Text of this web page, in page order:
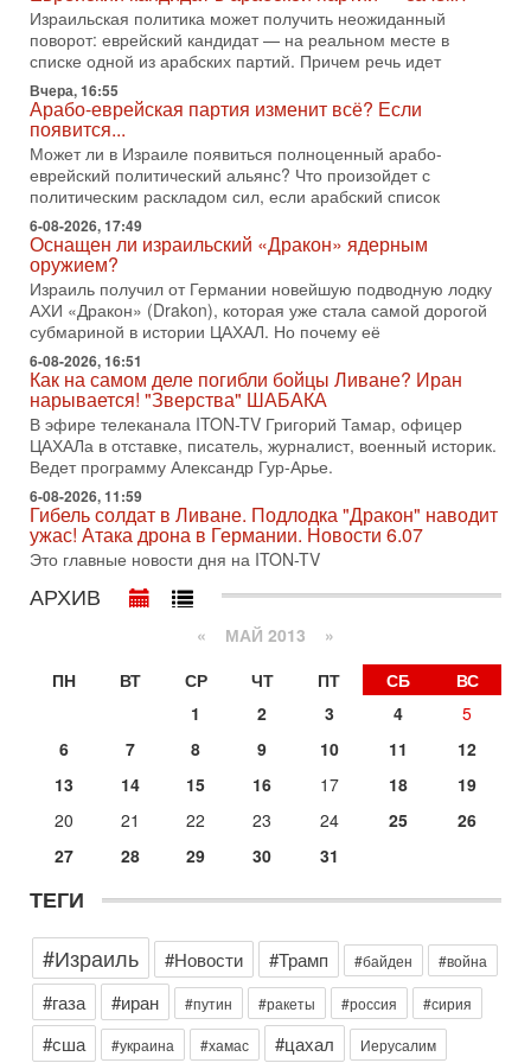
готовность к диалогу. По словам американского
2-08-2026, 08:42
Трамп отменил удар по Ирану - НОВОСТИ
02/08/2026
Президент США Дональд Трамп сегодня заявил об отмене
подготовленного удара по Ирану после обращений
Тегерана и других стран региона. По его словам,
1-08-2026, 17:50
«Русский голос» Израиля: кто заберет его на этот
раз?
Голоса русскоязычных репатриантов не раз кардинально
меняли политический ландшафт Израиля. Достаточно
вспомнить взлет партии «Исраэль ба-алия», когда
31-07-2026, 17:00
Тайны закрытых дверей: о чём на самом деле
молчат Трамп и Нетаньяху?
Недавний визит премьер-министра Израиля Биньямина
Нетаньяху в США и его встреча с Дональдом Трампом
оставили больше вопросов, чем ответов. Полная
31-07-2026, 15:18
Иран готовит покушение на Нетаниягу! Трамп не
хочет эскалации, но КСИР готовит взрыв!
В эфире телеканала ITON-TV СЕРГЕЙ МИГДАЛЬ, эксперт
по вопросам безопасности, офицер запаса
Международного управления полиции Израиля, автор
31-07-2026, 09:02
Битва за разоружение ХАМАСа - НОВОСТИ
Сегодня президент США Дональд Трамп заявил о
достижении исторического соглашения о полном
разоружении ХАМАСа и других вооруженных группировок в
30-07-2026, 17:59
Иран доведет Трампа до крайних мер? Разбор и
оценка от военного обозревателя Давида Шарпа
с каждым днем. Почему Трамп в самый последний момент
отменил решение о нанесении тяжелых ударов
Покупатель авиакомпании «Аркия» намерен
Вокруг возможной продажи авиакомпании «Аркия»
разгорается громкий конфликт.
Сегодня, 16:56
Еврейский кандидат в арабской партии — зачем?
Израильская политика может получить неожиданный
Израильская политика может получить неожиданный
поворот: еврейский кандидат — на реальном месте в
списке одной из арабских партий. Причем речь идет
Вчера, 16:55
Арабо-еврейская партия изменит всё? Если
появится...
Может ли в Израиле появиться полноценный арабо-
еврейский политический альянс? Что произойдет с
политическим раскладом сил, если арабский список
6-08-2026, 17:49
Оснащен ли израильский «Дракон» ядерным
оружием?
Израиль получил от Германии новейшую подводную лодку
АХИ «Дракон» (Drakon), которая уже стала самой дорогой
субмариной в истории ЦАХАЛ. Но почему её
6-08-2026, 16:51
Как на самом деле погибли бойцы Ливане? Иран
нарывается! "Зверства" ШАБАКА
В эфире телеканала ITON-TV Григорий Тамар, офицер
ЦАХАЛа в отставке, писатель, журналист, военный историк.
Ведет программу Александр Гур-Арье.
6-08-2026, 11:59
Гибель солдат в Ливане. Подлодка "Дракон" наводит
ужас! Атака дрона в Германии. Новости 6.07
Это главные новости дня на ITON-TV
АРХИВ
« МАЙ 2013 »
ПН
ВТ СР ЧТ ПТ СБ
ВС
1
2 3 4
5
6
7 8 9 10 11
12
13
14 15 16 17 18
19
20
21 22 23 24 25
26
27
28 29 30 31
ТЕГИ
#Израиль
#Новости #Трамп #байден #война
#газа #иран #путин #ракеты #россия #сирия
#сша #украина #хамас #цахал Иерусалим